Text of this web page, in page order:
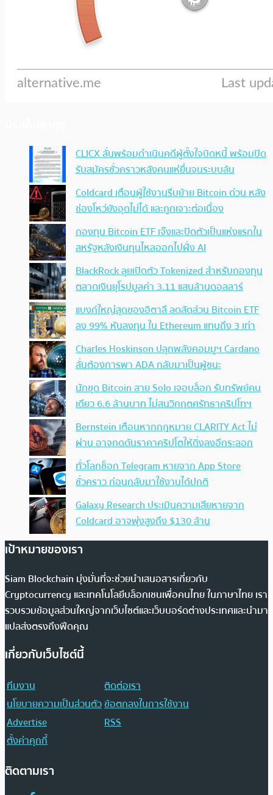
CLICX ลั่นพร้อมดำเนินคดีผู้ตั้งใจบิดหนี้ พร้อมปิด
รับสมัครชั่วคราวหลังคนแห่ยื่นจนระบบล้น
Coldcard เตือนผู้ใช้งานรีบย้าย Bitcoin ด่วน หลัง
ช่องโหว่ยังอุดไม่ได้ และถูกเจาะต่อเนื่อง
กองทุน Bitcoin ETF เจ๊งและปิดตัวเป็นแห่งแรกใน
สหรัฐหลังเงินทุนไหลออกไปฝั่ง AI
BlackRock ลุยเปิดตัว Tokenized สำหรับกองทุน
ตลาดเงินยุโรปมูลค่า 3.11 แสนล้านดอลลาร์
แบงก์ใหญ่สุดของอิตาลี ลดสัดส่วน Bitcoin ETF
ลง 99% หันลงทุน ใน Ethereum แทนถึง 3 เท่า
Charles Hoskinson ปลุกพลังคอมมูฯ Cardano
ลั่นต้องการพา ADA กลับมาเป็นผู้ชนะ
นักขุด Bitcoin สาย Solo เจอบล็อก รับทรัพย์คน
เดียว 6.6 ล้านบาท ไม่สนวิกฤตศรัทธาคริปโทฯ
Bernstein เตือนหากกฎหมาย CLARITY Act ไม่
ผ่าน อาจกดดันราคาคริปโตให้ดิ่งลงอีกระลอก
ทั่วโลกช็อก Telegram หายจาก App Store
ชั่วคราว ก่อนกลับมาใช้งานได้ปกติ
Galaxy Research ประเมินความเสียหายจาก
Coldcard อาจพุ่งสูงถึง $130 ล้าน
เป้าหมายของเรา
Siam Blockchain มุ่งมั่นที่จะช่วยนำเสนอสารเกี่ยวกับ
Cryptocurrency และเทคโนโลยีบล็อกเชนเพื่อคนไทย ในภาษาไทย เรา
รวบรวมข้อมูลส่วนใหญ่จากเว็บไซต์และเว็บบอร์ดต่างประเทศและนำมา
แปลส่งตรงถึงฟีดคุณ
เกี่ยวกับเว็บไซต์นี้
ทีมงาน
ติดต่อเรา
นโยบายความเป็นส่วนตัวข้อตกลงในการใช้งาน
Advertise
RSS
ตั้งค่าคุกกี้
ติดตามเรา